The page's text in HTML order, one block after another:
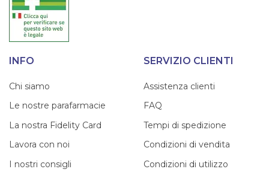
INFO
Chi siamo
Le nostre parafarmacie
La nostra Fidelity Card
Lavora con noi
I nostri consigli
SERVIZIO CLIENTI
Assistenza clienti
FAQ
Tempi di spedizione
Condizioni di vendita
Condizioni di utilizzo